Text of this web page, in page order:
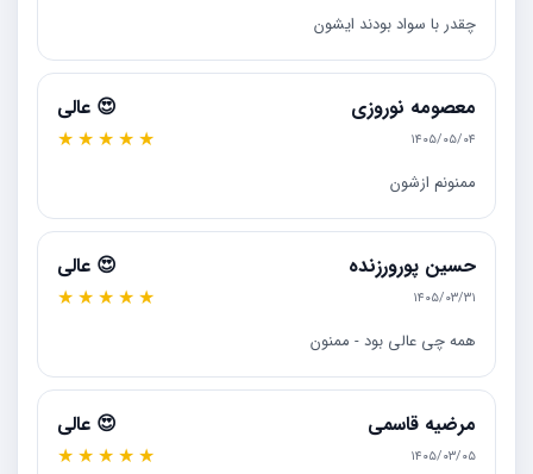
چقدر با سواد بودند ایشون
معصومه نوروزی
۱۴۰۵/۰۵/۰۴
😍 عالی
★
★
★
★
★
ممنونم ازشون
حسین پورورزنده
۱۴۰۵/۰۳/۳۱
😍 عالی
★
★
★
★
★
همه چی عالی بود - ممنون
مرضیه قاسمی
۱۴۰۵/۰۳/۰۵
😍 عالی
★
★
★
★
★